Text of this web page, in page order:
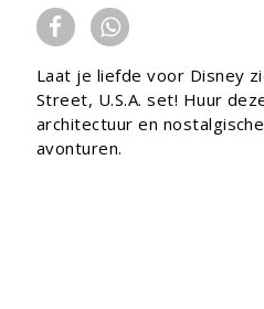
Laat je liefde voor Disney
Street, U.S.A. set! Huur
architectuur en
avonturen.